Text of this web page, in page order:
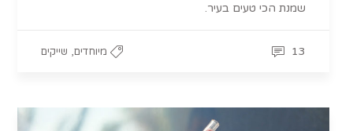
שמנת הכי טעים בעיר.
מיוחדים, שייקים 13